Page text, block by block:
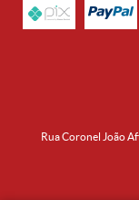
Rua Coronel João